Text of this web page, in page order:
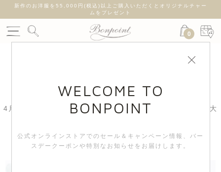
新作のお洋服を55,000円(税込)以上ご購入いただくとオリジナルチャー
ムをプレゼント
0
4月29日(水)より|全国のブティックにて子犬のチャームと大
WELCOME TO
BONPOINT
公式オンラインストアでのセール＆キャンペーン情報、 バー
スデークーポンや特別なお知らせをお届けします。